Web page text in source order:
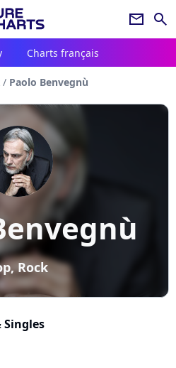
newsletter search
Charts français
/ Paolo Benvegnù
Rock
Singles